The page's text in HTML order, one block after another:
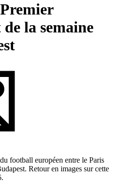
la semaine
football européen entre le Paris
Retour en images sur cette